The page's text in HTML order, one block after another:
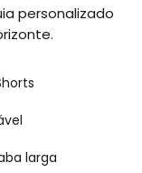
personalizado
larga